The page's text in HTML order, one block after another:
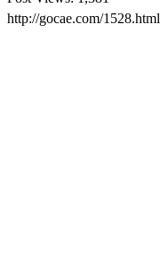
http://gocae.com/1528.html